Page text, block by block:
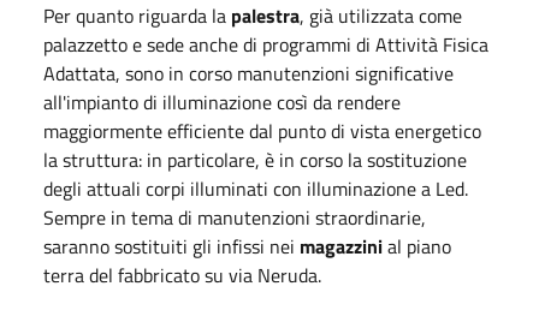
Per quanto riguarda la palestra, già utilizzata come
palazzetto e sede anche di programmi di Attività Fisica
Adattata, sono in corso manutenzioni significative
all'impianto di illuminazione così da rendere
maggiormente efficiente dal punto di vista energetico
la struttura: in particolare, è in corso la sostituzione
degli attuali corpi illuminati con illuminazione a Led.
Sempre in tema di manutenzioni straordinarie,
saranno sostituiti gli infissi nei magazzinial piano
terra del fabbricato su via Neruda.